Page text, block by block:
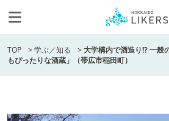
TOP >学ぶ／知る >大学構内で酒造り!? 一般
もぴったりな酒蔵」（帯広市稲田町）